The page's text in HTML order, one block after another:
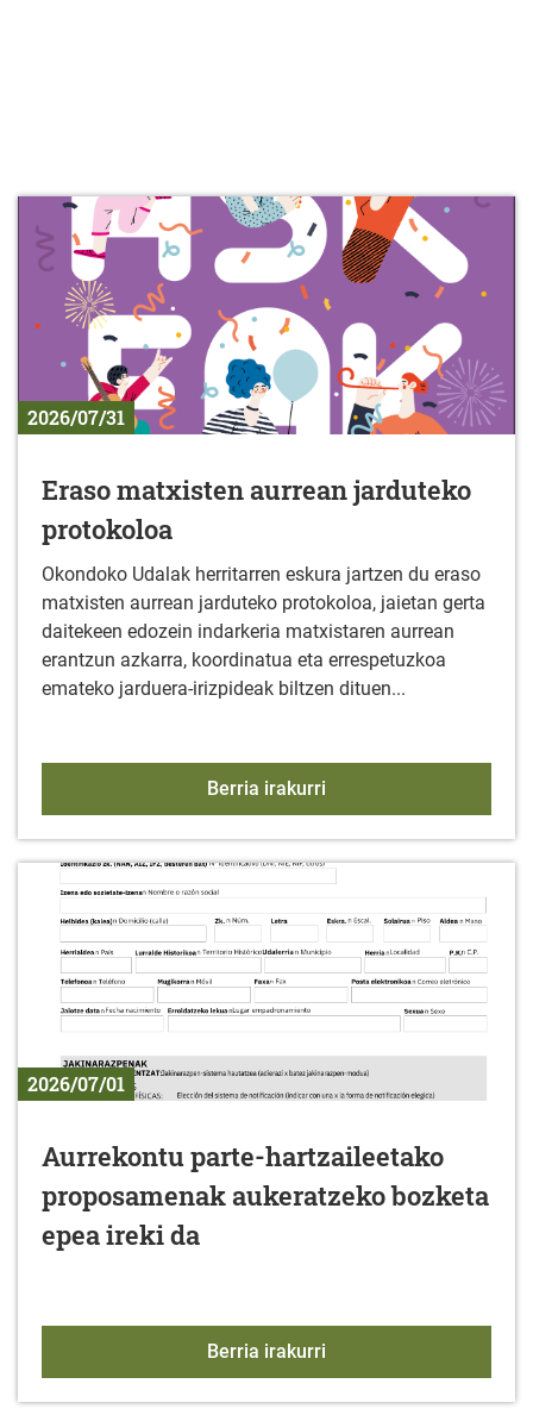
2026/07/31
Eraso matxisten aurrean jarduteko
protokoloa
Okondoko Udalak herritarren eskura jartzen du eraso
matxisten aurrean jarduteko protokoloa, jaietan gerta
daitekeen edozein indarkeria matxistaren aurrean
erantzun azkarra, koordinatua eta errespetuzkoa
emateko jarduera-irizpideak biltzen dituen...
Berria irakurri
2026/07/01
Aurrekontu parte-hartzaileetako
proposamenak aukeratzeko bozketa
epea ireki da
Berria irakurri